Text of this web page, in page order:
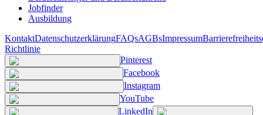
Jobfinder
Ausbildung
KontaktDatenschutzerklärungFAQsAGBsImpressum
Richtlinie
Pinterest
Facebook
Instagram
YouTube
LinkedIn